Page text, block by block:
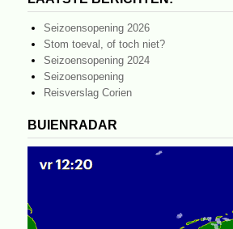
Seizoensopening 2026
Stom toeval, of toch niet?
Seizoensopening 2024
Seizoensopening
Reisverslag Corien
BUIENRADAR